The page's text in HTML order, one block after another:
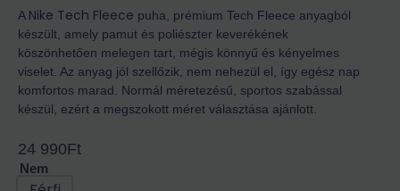
A Nike Tech Fleece puha, prémium Tech Fleece anyagból
készült, amely pamut és poliészter keverékének
köszönhetően melegen tart, mégis könnyű és kényelmes
viselet. Az anyag jól szellőzik, nem nehezül el, így egész nap
komfortos marad. Normál méretezésű, sportos szabással
készül, ezért a megszokott méret választása ajánlott.
24 990Ft
Nem